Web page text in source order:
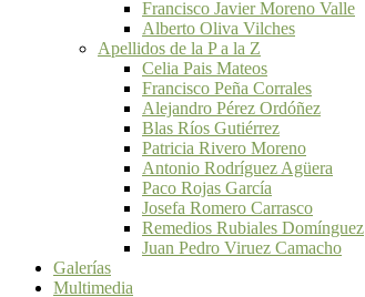
Francisco Javier Moreno Valle
Alberto Oliva Vilches
Apellidos de la P a la Z
Celia Pais Mateos
Francisco Peña Corrales
Alejandro Pérez Ordóñez
Blas Ríos Gutiérrez
Patricia Rivero Moreno
Antonio Rodríguez Agüera
Paco Rojas García
Josefa Romero Carrasco
Remedios Rubiales Domínguez
Juan Pedro Viruez Camacho
Galerías
Multimedia